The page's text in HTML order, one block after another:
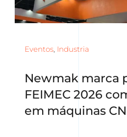
Eventos, Industria
Newmak marca
FEIMEC 2026
em máquinas